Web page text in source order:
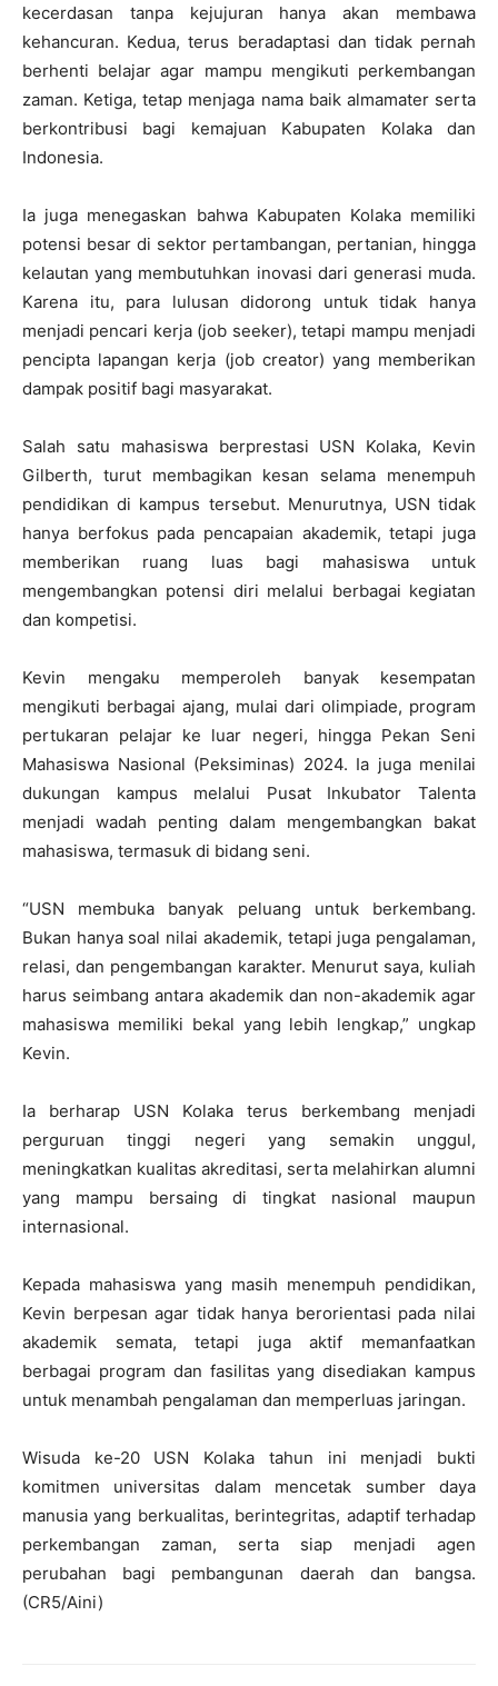
kecerdasan tanpa kejujuran hanya akan membawa
kehancuran. Kedua, terus beradaptasi dan tidak pernah
berhenti belajar agar mampu mengikuti perkembangan
zaman. Ketiga, tetap menjaga nama baik almamater serta
berkontribusi bagi kemajuan Kabupaten Kolaka dan
Indonesia.
Ia juga menegaskan bahwa Kabupaten Kolaka memiliki
potensi besar di sektor pertambangan, pertanian, hingga
kelautan yang membutuhkan inovasi dari generasi muda.
Karena itu, para lulusan didorong untuk tidak hanya
menjadi pencari kerja (job seeker), tetapi mampu menjadi
pencipta lapangan kerja (job creator) yang memberikan
dampak positif bagi masyarakat.
Salah satu mahasiswa berprestasi USN Kolaka, Kevin
Gilberth, turut membagikan kesan selama menempuh
pendidikan di kampus tersebut. Menurutnya, USN tidak
hanya berfokus pada pencapaian akademik, tetapi juga
memberikan ruang luas bagi mahasiswa untuk
mengembangkan potensi diri melalui berbagai kegiatan
dan kompetisi.
Kevin mengaku memperoleh banyak kesempatan
mengikuti berbagai ajang, mulai dari olimpiade, program
pertukaran pelajar ke luar negeri, hingga Pekan Seni
Mahasiswa Nasional (Peksiminas) 2024. Ia juga menilai
dukungan kampus melalui Pusat Inkubator Talenta
menjadi wadah penting dalam mengembangkan bakat
mahasiswa, termasuk di bidang seni.
“USN membuka banyak peluang untuk berkembang.
Bukan hanya soal nilai akademik, tetapi juga pengalaman,
relasi, dan pengembangan karakter. Menurut saya, kuliah
harus seimbang antara akademik dan non-akademik agar
mahasiswa memiliki bekal yang lebih lengkap,” ungkap
Kevin.
Ia berharap USN Kolaka terus berkembang menjadi
perguruan tinggi negeri yang semakin unggul,
meningkatkan kualitas akreditasi, serta melahirkan alumni
yang mampu bersaing di tingkat nasional maupun
internasional.
Kepada mahasiswa yang masih menempuh pendidikan,
Kevin berpesan agar tidak hanya berorientasi pada nilai
akademik semata, tetapi juga aktif memanfaatkan
berbagai program dan fasilitas yang disediakan kampus
untuk menambah pengalaman dan memperluas jaringan.
Wisuda ke-20 USN Kolaka tahun ini menjadi bukti
komitmen universitas dalam mencetak sumber daya
manusia yang berkualitas, berintegritas, adaptif terhadap
perkembangan zaman, serta siap menjadi agen
perubahan bagi pembangunan daerah dan bangsa.
(CR5/Aini)